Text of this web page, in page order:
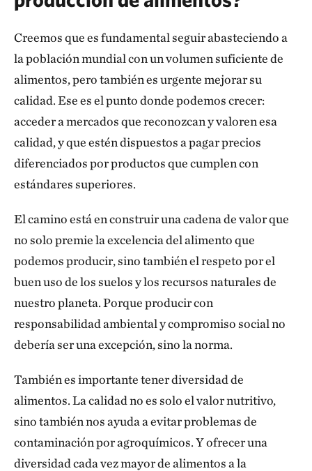
Creemos que es fundamental seguir abasteciendo a
la población mundial con un volumen suficiente de
alimentos, pero también es urgente mejorar su
calidad. Ese es el punto donde podemos crecer:
acceder a mercados que reconozcan y valoren esa
calidad, y que estén dispuestos a pagar precios
diferenciados por productos que cumplen con
estándares superiores.
El camino está en construir una cadena de valor que
no solo premie la excelencia del alimento que
podemos producir, sino también el respeto por el
buen uso de los suelos y los recursos naturales de
nuestro planeta. Porque producir con
responsabilidad ambiental y compromiso social no
debería ser una excepción, sino la norma.
También es importante tener diversidad de
alimentos. La calidad no es solo el valor nutritivo,
sino también nos ayuda a evitar problemas de
contaminación por agroquímicos. Y ofrecer una
diversidad cada vez mayor de alimentos a la